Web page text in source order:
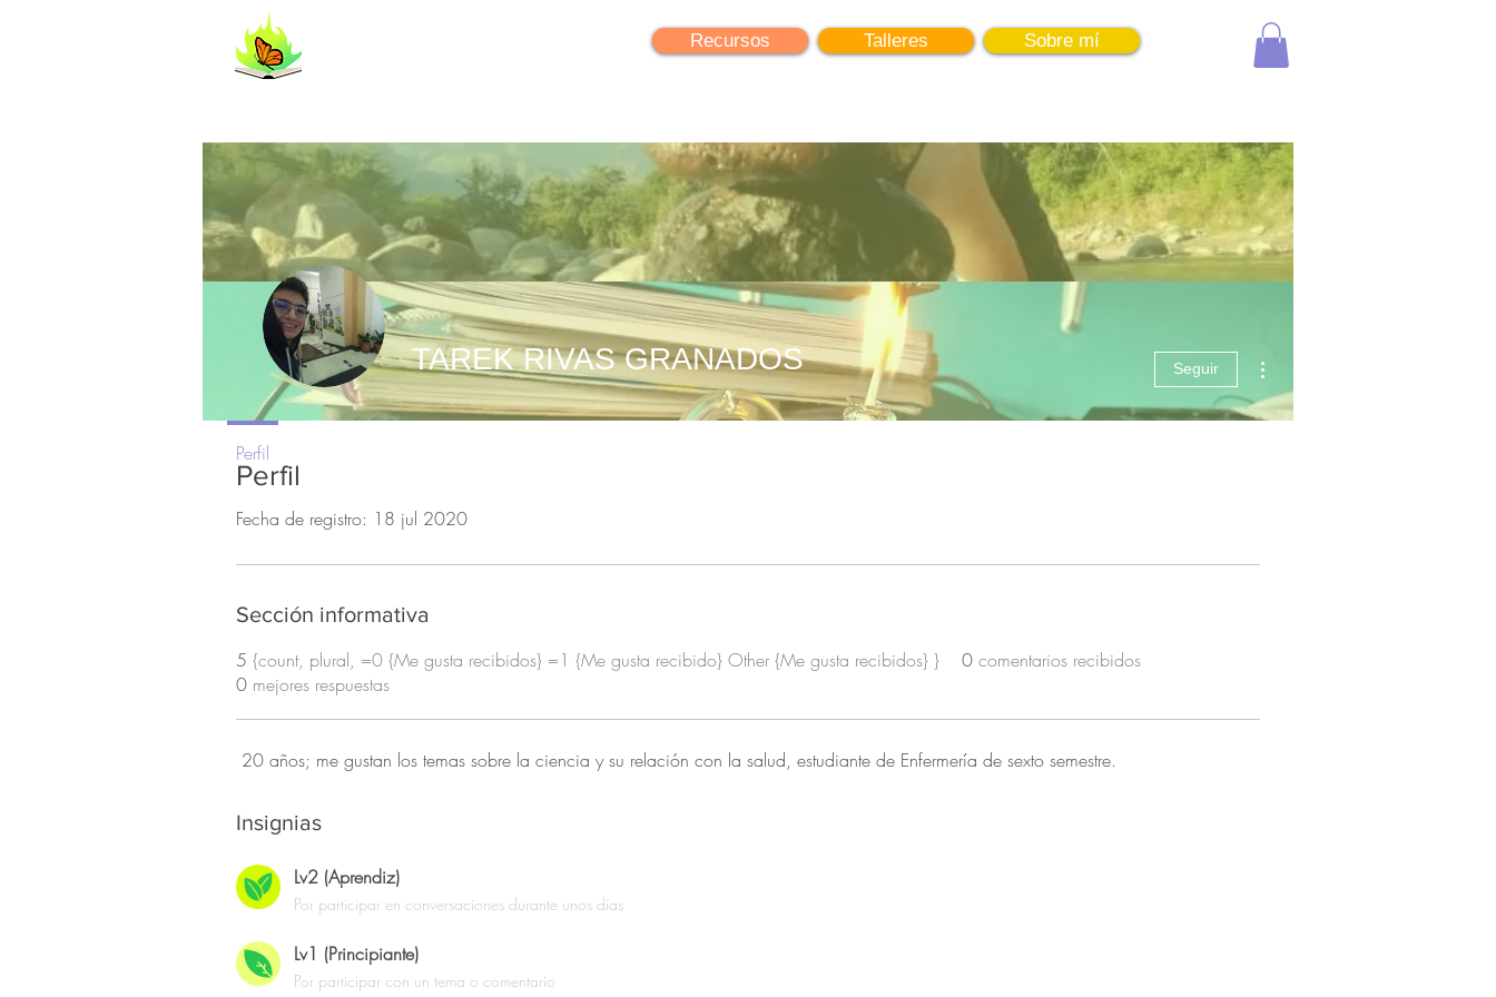
Recursos Talleres Sobre mí
Perfil
Fecha de registro: 18 jul 2020
Sección informativa
5 {count, plural, =0 {Me gusta recibidos} =1 {Me gusta recibido} Other {Me gusta recibidos} } 0 comentarios recibidos
0 mejores respuestas
20 años; me gustan los temas sobre la ciencia y su relación con la salud, estudiante de Enfermería de sexto semestre.
Insignias
Lv2 (Aprendiz)
Por participar en conversaciones durante unos días
Lv1 (Principiante)
Por participar con un tema o comentario
TAREK RIVAS GRANADOS
+4
Seguir
Perfil